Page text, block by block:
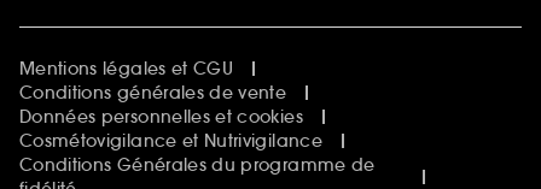
Mentions légales et CGU
Conditions générales de vente
Données personnelles et cookies
Cosmétovigilance et Nutrivigilance
Conditions Générales du programme de